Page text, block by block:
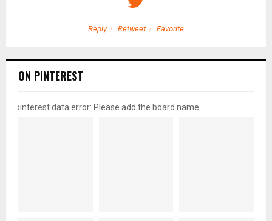
Reply Retweet Favorite
ON PINTEREST
pinterest data error: Please add the board name